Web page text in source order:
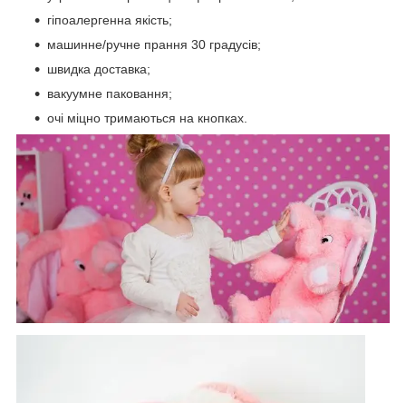
гіпоалергенна якість;
машинне/ручне прання 30 градусів;
швидка доставка;
вакуумне паковання;
очі міцно тримаються на кнопках.